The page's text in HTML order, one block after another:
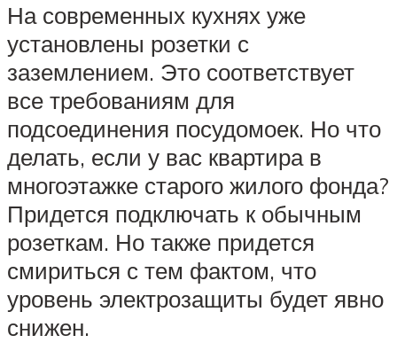
На современных кухнях уже
установлены розетки с
заземлением. Это соответствует
все требованиям для
подсоединения посудомоек. Но что
делать, если у вас квартира в
многоэтажке старого жилого фонда?
Придется подключать к обычным
розеткам. Но также придется
смириться с тем фактом, что
уровень электрозащиты будет явно
снижен.